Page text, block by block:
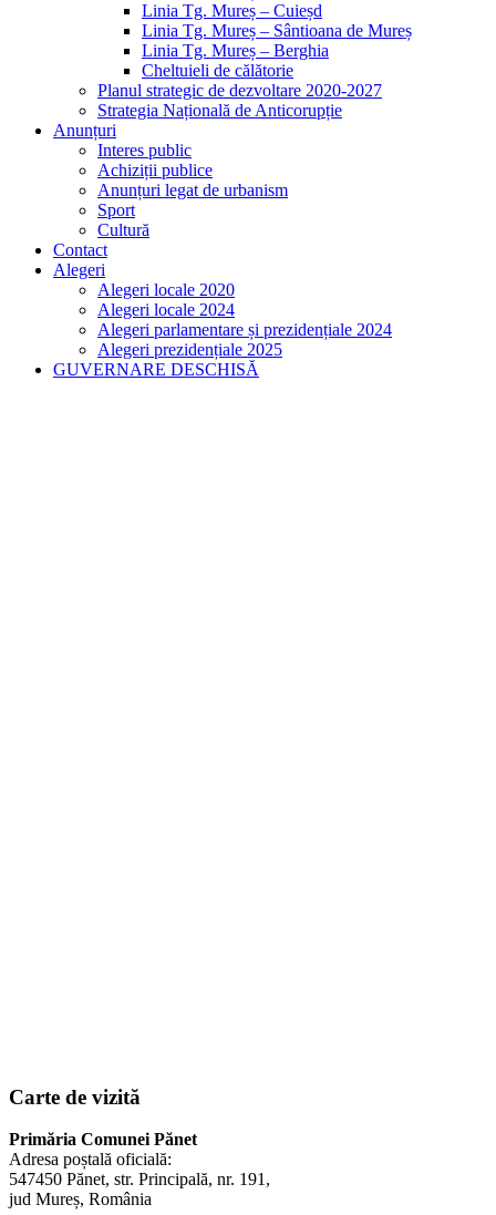
Linia Tg. Mureș – Cuieșd
Linia Tg. Mureș – Sântioana de Mureș
Linia Tg. Mureș – Berghia
Cheltuieli de călătorie
Planul strategic de dezvoltare 2020-2027
Strategia Națională de Anticorupție
Anunțuri
Interes public
Achiziții publice
Anunțuri legat de urbanism
Sport
Cultură
Contact
Alegeri
Alegeri locale 2020
Alegeri locale 2024
Alegeri parlamentare și prezidențiale 2024
Alegeri prezidențiale 2025
GUVERNARE DESCHISĂ
Carte de vizită
Primăria Comunei Pănet
Adresa poștală oficială:
547450 Pănet, str. Principală, nr. 191,
jud Mureș, România